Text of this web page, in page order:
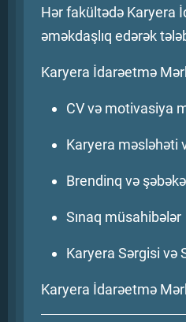
Hər fakültədə Karyera
əməkdaşlıq edərək
Karyera İdarəetmə
CV və motivasiya
Karyera məsləhəti
Brendinq və
Sınaq müsahibələr
Karyera Sərgisi və
Karyera İdarəetmə